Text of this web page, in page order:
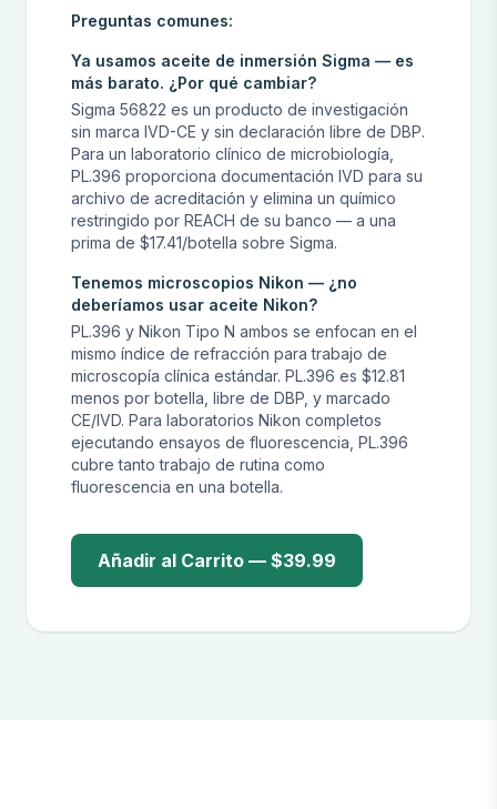
Preguntas comunes:
Ya usamos aceite de inmersión Sigma — es
más barato. ¿Por qué cambiar?
Sigma 56822 es un producto de investigación
sin marca IVD-CE y sin declaración libre de DBP.
Para un laboratorio clínico de microbiología,
PL.396 proporciona documentación IVD para su
archivo de acreditación y elimina un químico
restringido por REACH de su banco — a una
prima de $17.41/botella sobre Sigma.
Tenemos microscopios Nikon — ¿no
deberíamos usar aceite Nikon?
PL.396 y Nikon Tipo N ambos se enfocan en el
mismo índice de refracción para trabajo de
microscopía clínica estándar. PL.396 es $12.81
menos por botella, libre de DBP, y marcado
CE/IVD. Para laboratorios Nikon completos
ejecutando ensayos de fluorescencia, PL.396
cubre tanto trabajo de rutina como
fluorescencia en una botella.
Añadir al Carrito — $39.99